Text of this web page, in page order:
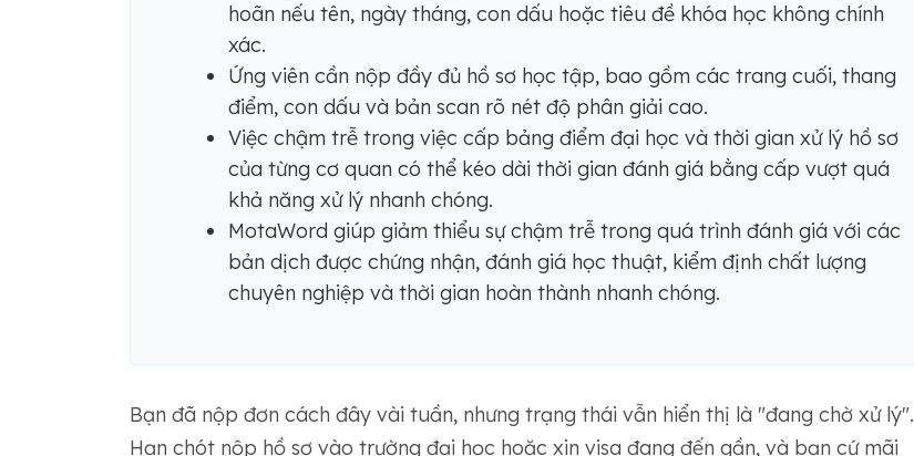
hoãn nếu tên, ngày tháng, con dấu hoặc tiêu đề khóa học không chính
xác.
Ứng viên cần nộp đầy đủ hồ sơ học tập, bao gồm các trang cuối, thang
điểm, con dấu và bản scan rõ nét độ phân giải cao.
Việc chậm trễ trong việc cấp bảng điểm đại học và thời gian xử lý hồ sơ
của từng cơ quan có thể kéo dài thời gian đánh giá bằng cấp vượt quá
khả năng xử lý nhanh chóng.
MotaWord giúp giảm thiểu sự chậm trễ trong quá trình đánh giá với các
bản dịch được chứng nhận, đánh giá học thuật, kiểm định chất lượng
chuyên nghiệp và thời gian hoàn thành nhanh chóng.
Bạn đã nộp đơn cách đây vài tuần, nhưng trạng thái vẫn hiển thị là "đang chờ xử lý".
Hạn chót nộp hồ sơ vào trường đại học hoặc xin visa đang đến gần, và bạn cứ mãi